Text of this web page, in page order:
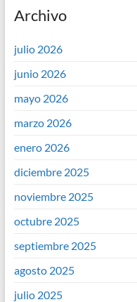
Archivo
julio 2026
junio 2026
mayo 2026
marzo 2026
enero 2026
diciembre 2025
noviembre 2025
octubre 2025
septiembre 2025
agosto 2025
julio 2025